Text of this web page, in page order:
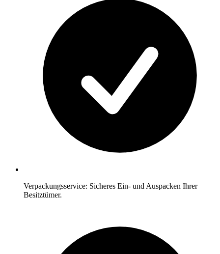
Verpackungsservice: Sicheres Ein- und Auspacken Ihrer
Besitztümer.